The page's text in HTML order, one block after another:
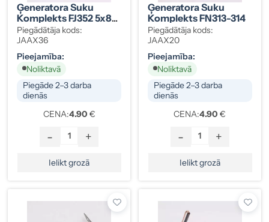
Ģeneratora Suku
Komplekts FJ352 5x8-
23mm
Piegādātāja kods:
JAAX36
Pieejamība:
Noliktavā
Piegāde 2–3 darba
dienās
CENA:4.90 €
- +
Ielikt grozā
Ģeneratora Suku
Komplekts FN313-314
Piegādātāja kods:
JAAX20
Pieejamība:
Noliktavā
Piegāde 2–3 darba
dienās
CENA:4.90 €
- +
Ielikt grozā